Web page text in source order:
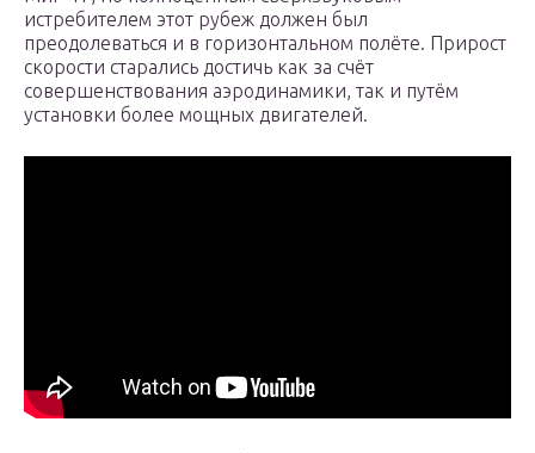
истребителем этот рубеж должен был
преодолеваться и в гори­зонтальном полёте. Прирост
скорости старались достичь как за счёт
совершенствования аэродинамики, так и путём
установки более мощных двигателей.